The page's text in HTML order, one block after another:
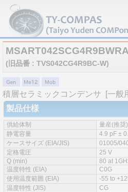
(旧品番 : TVS042CG4R9BC-W)
積層セラミックコンデンサ
[一般
製品仕様
供給体制
量産(推奨)
静電容量
4.9 pF ±
ケースサイズ (EIA/JIS)
01005/
定格電圧
25 V
Q (min)
80 at
温度特性 (EIA)
C0G
使用温度範囲 (EIA)
-55 to
温度特性 (JIS)
CG